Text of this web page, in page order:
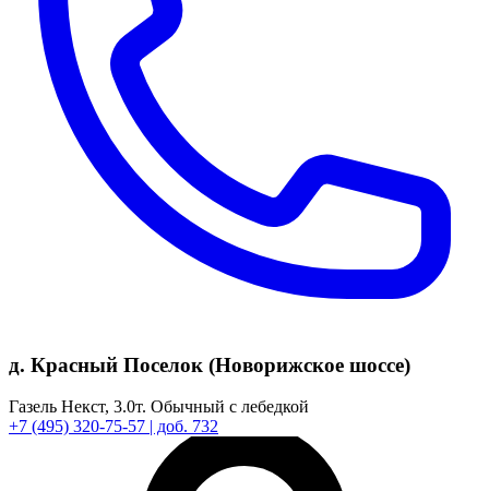
д. Красный Поселок (Новорижское шоссе)
Газель Некст, 3.0т. Обычный с лебедкой
+7 (495) 320-75-57 | доб. 732